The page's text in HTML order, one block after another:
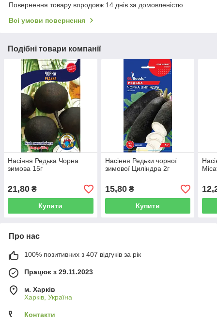
Повернення товару впродовж 14 днів за домовленістю
Всі умови повернення
Подібні товари компанії
Насіння Редька Чорна
зимова 15г
21,80 ₴
Купити
Насіння Редьки чорної
зимової Циліндра 2г
15,80₴
Купити
Про нас
100% позитивних з 407 відгуків за рік
Працює з 29.11.2023
м. Харків
Харків, Україна
Контакти